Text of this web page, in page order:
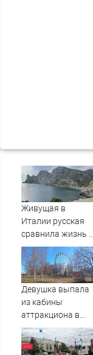
Живущая в
Италии русская
сравнила жизнь в
Европе и в Крыму
Девушка выпала
из кабины
аттракциона в
российском
городе